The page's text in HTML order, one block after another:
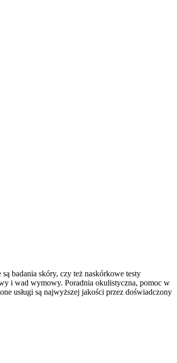
badania skóry, czy też naskórkowe testy
i wad wymowy. Poradnia okulistyczna, pomoc w
usługi są najwyższej jakości przez doświadczony